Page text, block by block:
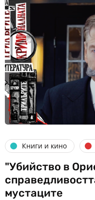
Книги и кино
"Убийство в
мустаците